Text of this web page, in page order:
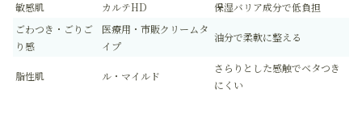
敏感肌 カルテHD
保湿バリア成分で低負担
ごわつき・ごりご
り感
医療用・市販クリームタ
イプ
油分で柔軟に整える
脂性肌 ル・マイルド
さらりとした感触でベタつき
にくい